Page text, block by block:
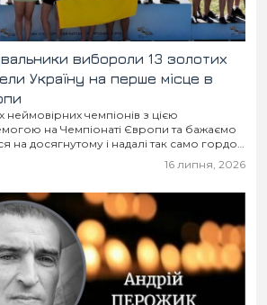
вибороли 13 золотих
Україну на перше місце в
чемпіонів з цією
на Чемпіонаті Європи та бажаємо
на досягнутому і надалі так само гордо
весь світ!
16 липня, 2026